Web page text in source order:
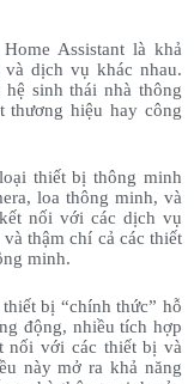
Assistant là khả
dịch vụ khác nhau.
sinh thái nhà thông
hiệu hay công
thiết bị thông minh
loa thông minh, và
nối với các dịch vụ
thậm chí cả các thiết
minh.
bị “chính thức” hỗ
động, nhiều tích hợp
nối với các thiết bị và
này mở ra khả năng